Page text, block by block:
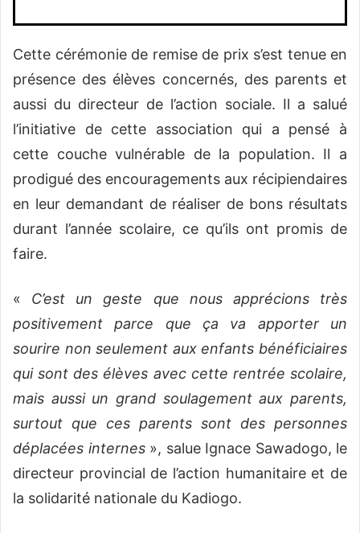
Cette cérémonie de remise de prix s’est tenue en
présence des élèves concernés, des parents et
aussi du directeur de l’action sociale. Il a salué
l’initiative de cette association qui a pensé à
cette couche vulnérable de la population. Il a
prodigué des encouragements aux récipiendaires
en leur demandant de réaliser de bons résultats
durant l’année scolaire, ce qu’ils ont promis de
faire.
« C’est un geste que nous apprécions très
positivement parce que ça va apporter un
sourire non seulement aux enfants bénéficiaires
qui sont des élèves avec cette rentrée scolaire,
mais aussi un grand soulagement aux parents,
surtout que ces parents sont des personnes
déplacées internes», salue Ignace Sawadogo, le
directeur provincial de l’action humanitaire et de
la solidarité nationale du Kadiogo.